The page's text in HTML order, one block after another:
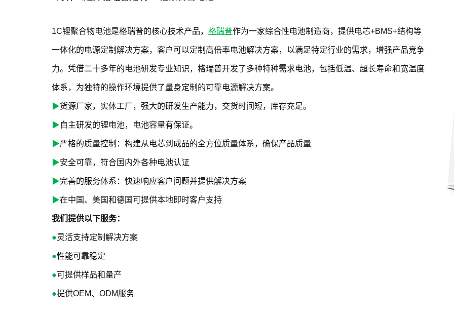
1C锂聚合物电池是格瑞普的核心技术产品， 格瑞普作为一家综合性电池制造商，提供电芯+BMS+结构等
一体化的电源定制解决方案，客户可以定制高倍率电池解决方案，以满足特定行业的需求，增强产品竞争
力。凭借二十多年的电池研发专业知识，格瑞普开发了多种特种需求电池，包括低温、超长寿命和宽温度
体系，为独特的操作环境提供了量身定制的可靠电源解决方案。
▶货源厂家，实体工厂，强大的研发生产能力，交货时间短，库存充足。
▶自主研发的锂电池，电池容量有保证。
▶严格的质量控制：构建从电芯到成品的全方位质量体系，确保产品质量
▶安全可靠，符合国内外各种电池认证
▶完善的服务体系：快速响应客户问题并提供解决方案
▶在中国、美国和德国可提供本地即时客户支持
我们提供以下服务：
●灵活支持定制解决方案
●性能可靠稳定
●可提供样品和量产
●提供OEM、ODM服务